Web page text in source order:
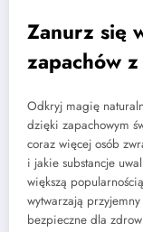
Zanurz się
zapachów
Odkryj magię
dzięki zapachowym
coraz więcej osób
i jakie substancje
większą
wytwarzają
bezpieczne dla